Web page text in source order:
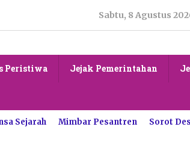
Sabtu, 8 Agustus
Peristiwa Jejak Pemerintahan
Sejarah Mimbar Pesantren Sorot